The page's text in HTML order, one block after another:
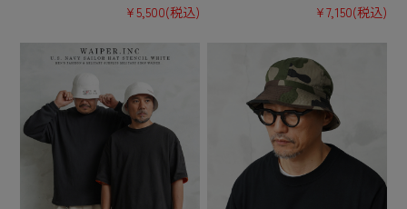
¥5,500(税込) ¥7,150(税込)